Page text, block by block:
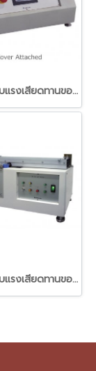
เครื่องทดสอบแรงเสียดทานของวัสดุฟิลม์พลาสติกแนวนอน (Slip tester Horizontal method)
เครื่องทดสอบแรงเสียดทานของวัสดุฟิลม์พลาสติก (Slip tester)